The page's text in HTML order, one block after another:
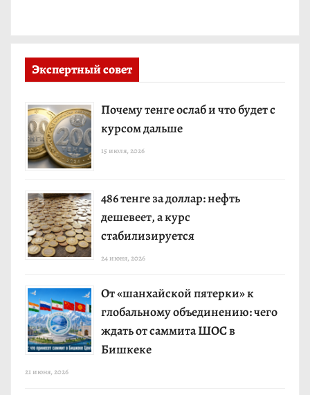
Экспертный совет
Почему тенге ослаб и что будет с
курсом дальше
15 июля, 2026
486 тенге за доллар: нефть
дешевеет, а курс
стабилизируется
24 июня, 2026
От «шанхайской пятерки» к
глобальному объединению: чего
ждать от саммита ШОС в
Бишкеке
21 июня, 2026